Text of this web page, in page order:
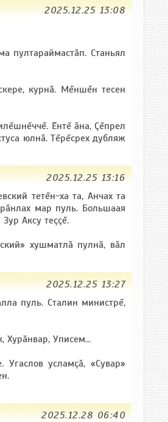
2025.12.25 13:08
Станьял
курнă. Мĕншĕн тесен
Ĕнтĕ ăна, Çĕпрел
юлнă. Тĕрĕсрех дубляж
2025.12.25 13:16
тетĕн-ха та, Анчах та
мар пуль. Большаая
Аксу теççĕ.
хушматлă пулнă, вăл
2025.12.25 13:27
пуль. Сталин министрĕ,
Хурăнвар, Уписем...
усламçă, «Сувар»
2025.12.28 06:40